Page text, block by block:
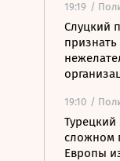
19:19 /
Слуцкий
19:10 /
Турецкий
сложном
Европы